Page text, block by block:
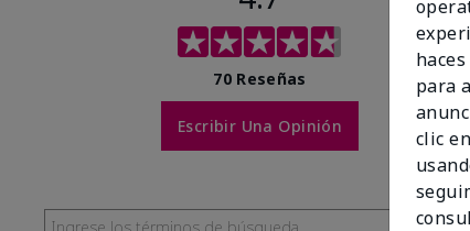
70 Reseñas
Escribir Una Opinión
para
clic en